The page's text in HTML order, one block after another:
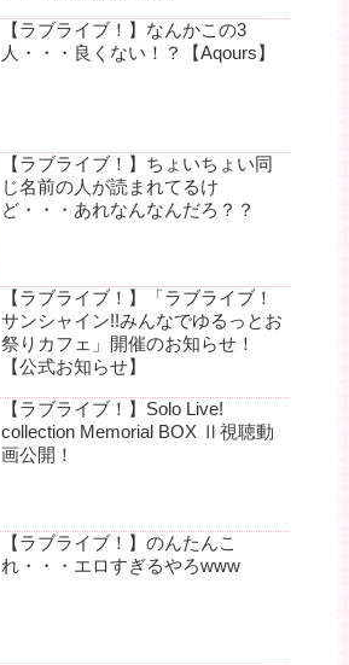
【ラブライブ！】なんかこの3
人・・・良くない！？【Aqours】
【ラブライブ！】ちょいちょい同
じ名前の人が読まれてるけ
ど・・・あれなんなんだろ？？
【ラブライブ！】「ラブライブ！
サンシャイン!!みんなでゆるっとお
祭りカフェ」開催のお知らせ！
【公式お知らせ】
【ラブライブ！】Solo Live!
collection Memorial BOX Ⅱ視聴動
画公開！
【ラブライブ！】のんたんこ
れ・・・エロすぎるやろwww